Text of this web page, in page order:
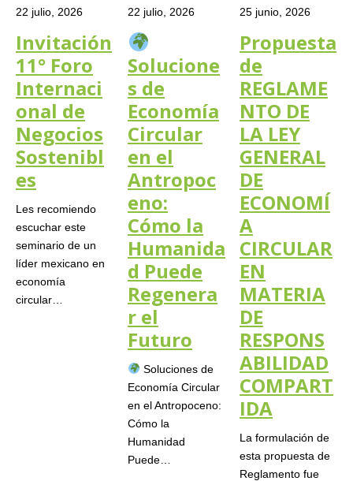
22 julio, 2026
Invitación
11° Foro
Internaci
onal de
Negocios
Sostenibl
es
Les recomiendo
escuchar este
seminario de un
líder mexicano en
economía
circular…
22 julio, 2026
Solucione
s de
Economía
Circular
en el
Antropoc
eno:
Cómo la
Humanida
d Puede
Regenera
r el
Futuro
Soluciones de
Economía Circular
en el Antropoceno:
Cómo la
Humanidad
Puede…
25 junio, 2026
Propuesta
de
REGLAME
NTO DE
LA LEY
GENERAL
DE
ECONOMÍ
A
CIRCULAR
EN
MATERIA
DE
RESPONS
ABILIDAD
COMPART
IDA
La formulación de
esta propuesta de
Reglamento fue